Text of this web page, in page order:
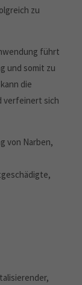
zu
führt
und somit zu
die
verfeinert sich
von Narben,